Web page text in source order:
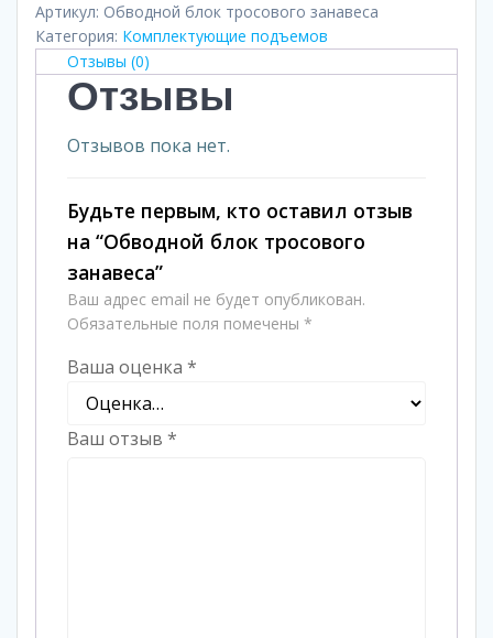
Артикул: Обводной блок тросового занавеса
Категория: Комплектующие подъемов
Отзывы (0)
Отзывы
Отзывов пока нет.
Будьте первым, кто оставил отзыв
на “Обводной блок тросового
занавеса”
Ваш адрес email не будет опубликован.
Обязательные поля помечены *
Ваша оценка *
Ваш отзыв *